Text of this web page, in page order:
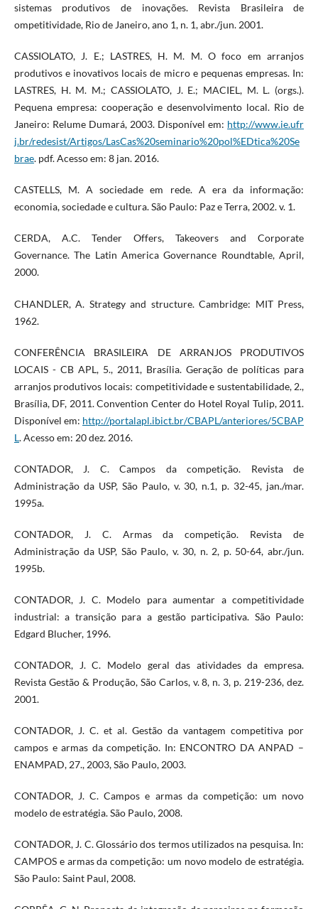
sistemas produtivos de inovações. Revista Brasileira de
ompetitividade, Rio de Janeiro, ano 1, n. 1, abr./jun. 2001.
CASSIOLATO, J. E.; LASTRES, H. M. M. O foco em arranjos
produtivos e inovativos locais de micro e pequenas empresas. In:
LASTRES, H. M. M.; CASSIOLATO, J. E.; MACIEL, M. L. (orgs.).
Pequena empresa: cooperação e desenvolvimento local. Rio de
Janeiro: Relume Dumará, 2003. Disponível em: http://www.ie.ufr
j.br/redesist/Artigos/LasCas%20seminario%20pol%EDtica%20Se
brae. pdf. Acesso em: 8 jan. 2016.
CASTELLS, M. A sociedade em rede. A era da informação:
economia, sociedade e cultura. São Paulo: Paz e Terra, 2002. v. 1.
CERDA, A.C. Tender Offers, Takeovers and Corporate
Governance. The Latin America Governance Roundtable, April,
2000.
CHANDLER, A. Strategy and structure. Cambridge: MIT Press,
1962.
CONFERÊNCIA BRASILEIRA DE ARRANJOS PRODUTIVOS
LOCAIS - CB APL, 5., 2011, Brasília. Geração de políticas para
arranjos produtivos locais: competitividade e sustentabilidade, 2.,
Brasília, DF, 2011. Convention Center do Hotel Royal Tulip, 2011.
Disponível em: http://portalapl.ibict.br/CBAPL/anteriores/5CBAP
L. Acesso em: 20 dez. 2016.
CONTADOR, J. C. Campos da competição. Revista de
Administração da USP, São Paulo, v. 30, n.1, p. 32-45, jan./mar.
1995a.
CONTADOR, J. C. Armas da competição. Revista de
Administração da USP, São Paulo, v. 30, n. 2, p. 50-64, abr./jun.
1995b.
CONTADOR, J. C. Modelo para aumentar a competitividade
industrial: a transição para a gestão participativa. São Paulo:
Edgard Blucher, 1996.
CONTADOR, J. C. Modelo geral das atividades da empresa.
Revista Gestão & Produção, São Carlos, v. 8, n. 3, p. 219-236, dez.
2001.
CONTADOR, J. C. et al. Gestão da vantagem competitiva por
campos e armas da competição. In: ENCONTRO DA ANPAD –
ENAMPAD, 27., 2003, São Paulo, 2003.
CONTADOR, J. C. Campos e armas da competição: um novo
modelo de estratégia. São Paulo, 2008.
CONTADOR, J. C. Glossário dos termos utilizados na pesquisa. In:
CAMPOS e armas da competição: um novo modelo de estratégia.
São Paulo: Saint Paul, 2008.